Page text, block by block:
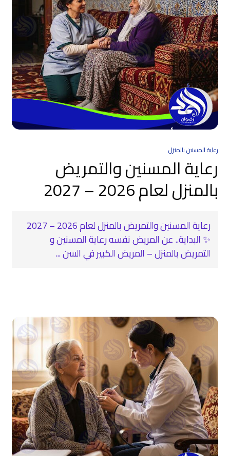
رعاية المسنين بالمنزل
رعاية المسنين والتمريض
بالمنزل لعام 2026 – 2027
رعاية المسنين والتمريض بالمنزل لعام 2026 – 2027
✨ البداية.. عن المريض نفسه رعاية المسنين و
التمريض بالمنزل – المريض الكبير في السن ...